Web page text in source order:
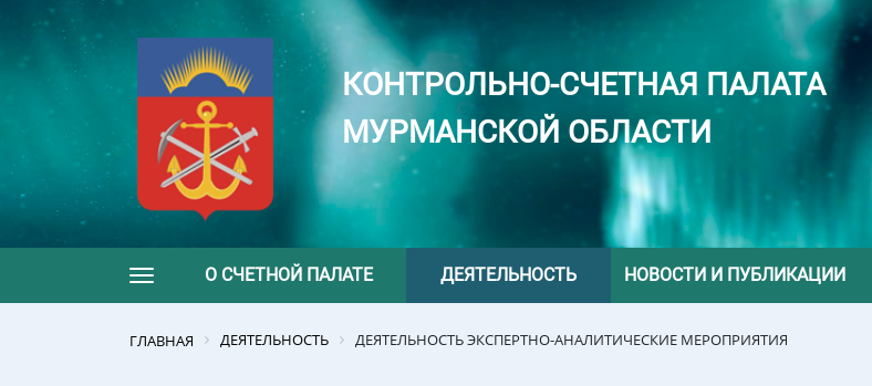
КОНТРОЛЬНО-СЧЕТНАЯ ПАЛАТА
МУРМАНСКОЙ ОБЛАСТИ
Toggle navigation
О СЧЕТНОЙ ПАЛАТЕ ДЕЯТЕЛЬНОСТЬ НОВОСТИ И ПУБЛИКАЦИИ
ГЛАВНАЯ ДЕЯТЕЛЬНОСТЬ ДЕЯТЕЛЬНОСТЬ ЭКСПЕРТНО-АНАЛИТИЧЕСКИЕ МЕРОПРИЯТИЯ